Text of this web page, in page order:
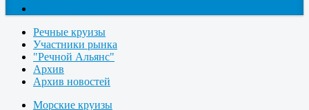
Речные круизы
Участники рынка
"Речной Альянс"
Архив
Архив новостей
Морские круизы